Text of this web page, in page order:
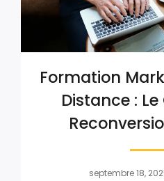
Formation
Distance :
septembre 18,